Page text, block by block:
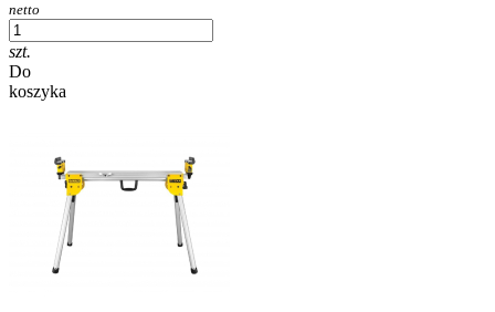
netto
szt.
Do
koszyka